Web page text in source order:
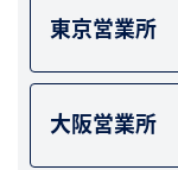
東京営業所
大阪営業所